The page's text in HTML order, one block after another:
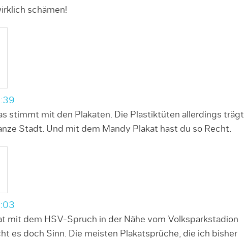
schämen!
stimmt mit den Plakaten. Die Plastiktüten allerdings trägt
Stadt. Und mit dem Mandy Plakat hast du so Recht.
mit dem HSV-Spruch in der Nähe vom Volksparkstadion
es doch Sinn. Die meisten Plakatsprüche, die ich bisher